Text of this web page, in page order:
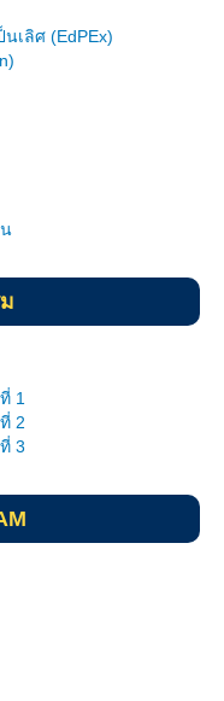
เลิศ (EdPEx)
1
2
3